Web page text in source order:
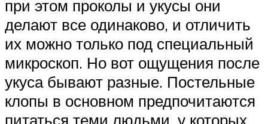
при этом проколы и укусы они
делают все одинаково, и отличить
их можно только под специальный
микроскоп. Но вот ощущения после
укуса бывают разные. Постельные
клопы в основном предпочитаются
питаться теми людьми, у которых